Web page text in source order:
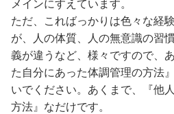
メインにすえています。
ただ、こればっかりは色々な経
が、人の体質、人の無意識の習
義が違うなど、様々ですので、
た自分にあった体調管理の方法
いでください。あくまで、『他
方法』なだけです。